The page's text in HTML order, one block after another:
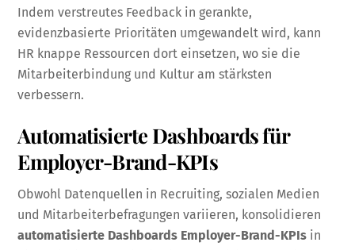
Indem verstreutes Feedback in gerankte,
evidenzbasierte Prioritäten umgewandelt wird, kann
HR knappe Ressourcen dort einsetzen, wo sie die
Mitarbeiterbindung und Kultur am stärksten
verbessern.
Automatisierte Dashboards für
Employer-Brand-KPIs
Obwohl Datenquellen in Recruiting, sozialen Medien
und Mitarbeiterbefragungen variieren, konsolidieren
automatisierte Dashboards Employer-Brand-KPIs in